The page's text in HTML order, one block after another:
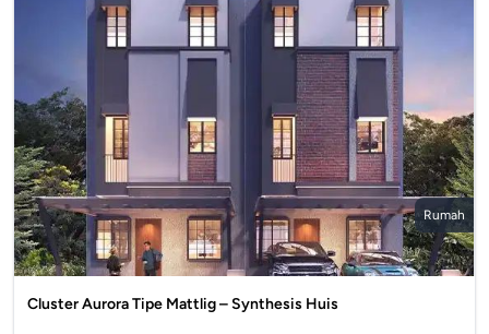
Rumah
Cluster Aurora Tipe Mattlig – Synthesis Huis